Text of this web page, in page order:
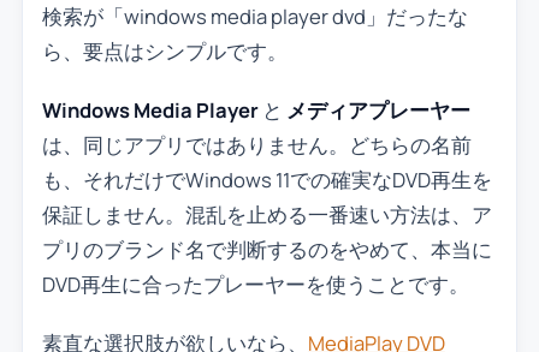
検索が「windows media player dvd」だったな
ら、要点はシンプルです。
Windows Media Playerと メディアプレーヤー
は、同じアプリではありません。どちらの名前
も、それだけでWindows 11での確実なDVD再生を
保証しません。混乱を止める一番速い方法は、ア
プリのブランド名で判断するのをやめて、本当に
DVD再生に合ったプレーヤーを使うことです。
素直な選択肢が欲しいなら、 MediaPlay DVD